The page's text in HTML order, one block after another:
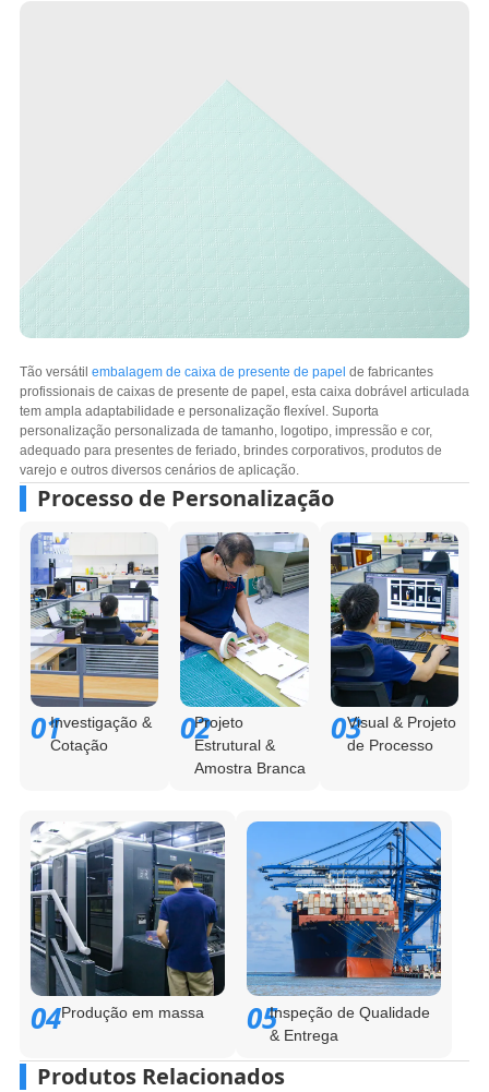
Tão versátil embalagem de caixa de presente de papel de fabricantes
profissionais de caixas de presente de papel, esta caixa dobrável articulada
tem ampla adaptabilidade e personalização flexível. Suporta
personalização personalizada de tamanho, logotipo, impressão e cor,
adequado para presentes de feriado, brindes corporativos, produtos de
varejo e outros diversos cenários de aplicação.
Processo de Personalização
01Investigação &
Cotação
02Projeto
Estrutural &
Amostra Branca
03Visual & Projeto
de Processo
04Produção em massa 05Inspeção de Qualidade
& Entrega
Produtos Relacionados